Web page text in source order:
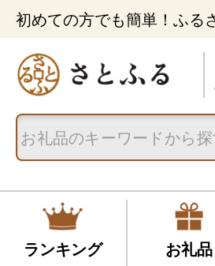
初めての方でも簡単！ふる
ランキング お礼品